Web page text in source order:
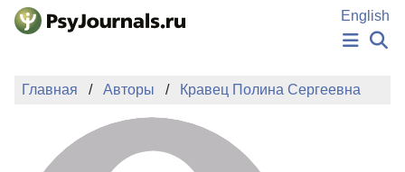
Перейти к основному содержанию
English
НОВОСТИ
АВТОРЫ
ПОДАТЬ РУКОПИСЬ
БАЗА ЗНАНИЙ
Главная Авторы Кравец Полина Сергеевна